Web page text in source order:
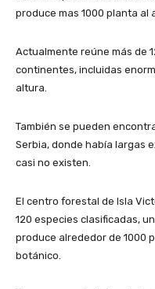
produce mas 1000 planta al
Actualmente reúne más de
continentes, incluidas
altura.
También se pueden
Serbia, donde había largas
casi no existen.
El centro forestal de Isla
120 especies clasificadas,
produce alrededor de 1000
botánico.